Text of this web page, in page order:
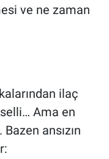
ve ne zaman
ilaç
Ama en
ansızın